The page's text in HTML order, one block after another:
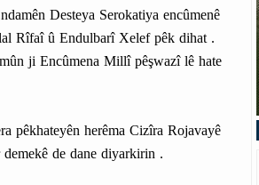
Desteya Serokatiya encûmenê
Rîfaî û Endulbarî Xelef pêk dihat .
ji Encûmena Millî pêşwazî lê hate
pêkhateyên herêma Cizîra Rojavayê
de dane diyarkirin .